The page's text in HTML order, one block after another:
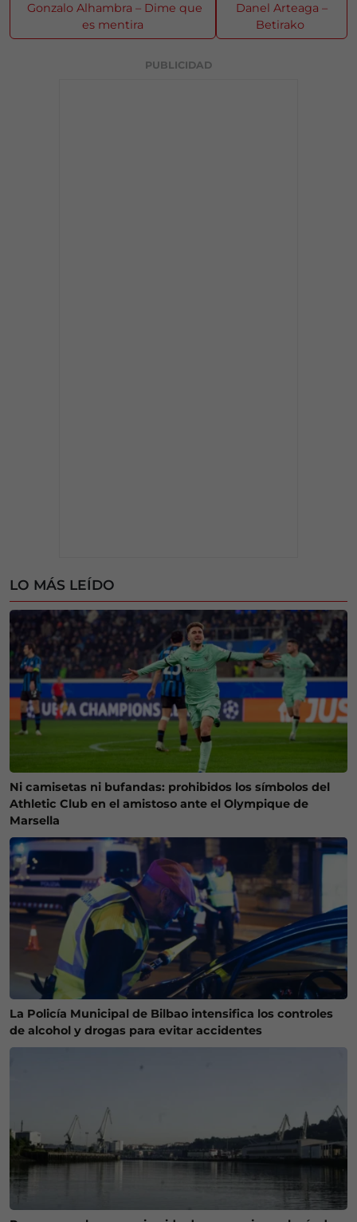
Gonzalo Alhambra – Dime que
es mentira
Danel Arteaga –
Betirako
PUBLICIDAD
LO MÁS LEÍDO
Ni camisetas ni bufandas: prohibidos los símbolos del
Athletic Club en el amistoso ante el Olympique de
Marsella
La Policía Municipal de Bilbao intensifica los controles
de alcohol y drogas para evitar accidentes